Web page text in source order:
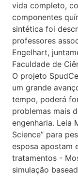
vida completo,
componentes
sintética foi
professores
Engelhart,
Faculdade de
O projeto
um grande
tempo, poderá
problemas mais
engenharia. Leia
Science” para
esposa apostam
tratamentos -
simulação